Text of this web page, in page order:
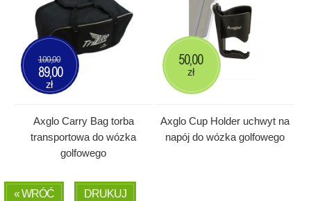
Axglo Carry Bag torba
transportowa do wózka
golfowego
100,00
89,00
zł
Axglo Cup Holder uchwyt na
napój do wózka golfowego
50,00
zł
« WRÓĆ DRUKUJ